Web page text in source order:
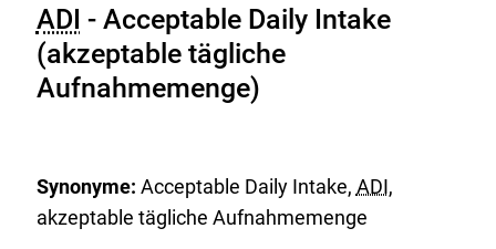
ADI - Acceptable Daily Intake
(akzeptable tägliche
Aufnahmemenge)
Synonyme: Acceptable Daily Intake, ADI,
akzeptable tägliche Aufnahmemenge